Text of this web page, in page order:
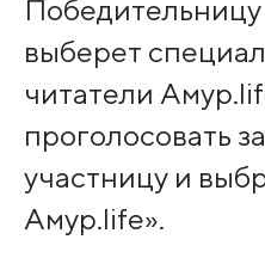
выберет
читатели
проголосовать
участницу и
Амур.life».